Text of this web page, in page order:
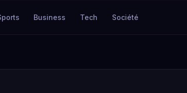
Business Tech Société